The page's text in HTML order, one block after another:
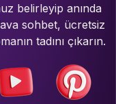
belirleyip anında
sohbet, ücretsiz
tadını çıkarın.